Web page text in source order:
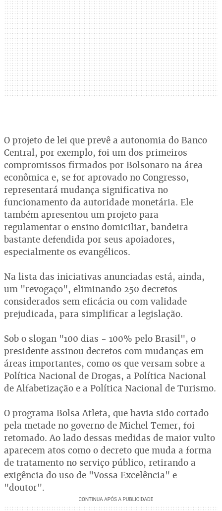
O projeto de lei que prevê a autonomia do Banco
Central, por exemplo, foi um dos primeiros
compromissos firmados por Bolsonaro na área
econômica e, se for aprovado no Congresso,
representará mudança significativa no
funcionamento da autoridade monetária. Ele
também apresentou um projeto para
regulamentar o ensino domiciliar, bandeira
bastante defendida por seus apoiadores,
especialmente os evangélicos.
Na lista das iniciativas anunciadas está, ainda,
um "revogaço", eliminando 250 decretos
considerados sem eficácia ou com validade
prejudicada, para simplificar a legislação.
Sob o slogan "100 dias - 100% pelo Brasil", o
presidente assinou decretos com mudanças em
áreas importantes, como os que versam sobre a
Política Nacional de Drogas, a Política Nacional
de Alfabetização e a Política Nacional de Turismo.
O programa Bolsa Atleta, que havia sido cortado
pela metade no governo de Michel Temer, foi
retomado. Ao lado dessas medidas de maior vulto
aparecem atos como o decreto que muda a forma
de tratamento no serviço público, retirando a
exigência do uso de "Vossa Excelência" e
"doutor".